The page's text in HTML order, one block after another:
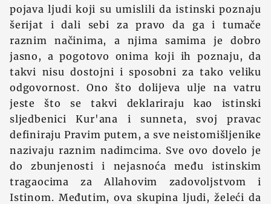
pojava ljudi koji su umislili da istinski poznaju
šerijat i dali sebi za pravo da ga i tumače
raznim načinima, a njima samima je dobro
jasno, a pogotovo onima koji ih poznaju, da
takvi nisu dostojni i sposobni za tako veliku
odgovornost. Ono što dolijeva ulje na vatru
jeste što se takvi deklariraju kao istinski
sljedbenici Kur'ana i sunneta, svoj pravac
definiraju Pravim putem, a sve neistomišljenike
nazivaju raznim nadimcima. Sve ovo dovelo je
do zbunjenosti i nejasnoća među istinskim
tragaocima za Allahovim zadovoljstvom i
Istinom. Međutim, ova skupina ljudi, želeći da